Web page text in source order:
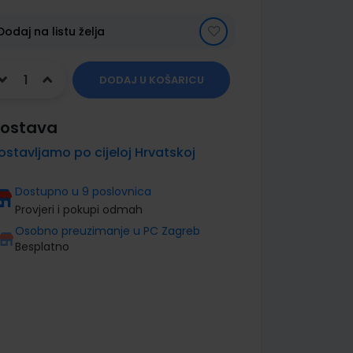
na listu želja
DODAJ U KOŠARICU
po cijeloj Hrvatskoj
Dostupno u 9 poslovnica
Provjeri i pokupi odmah
Osobno preuzimanje u PC Zagreb
Besplatno